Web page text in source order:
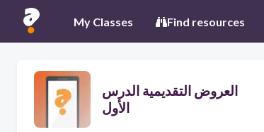
My Classes Find resources
العروض التقديمية الدرس
الأول